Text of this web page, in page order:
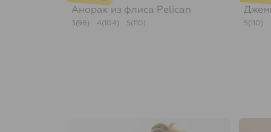
Анорак из флиса Pelican
3(98) 4(104) 5(110) 5(110)